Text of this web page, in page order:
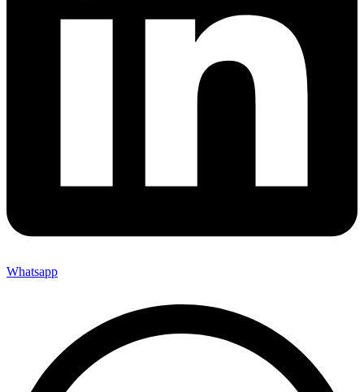
Whatsapp